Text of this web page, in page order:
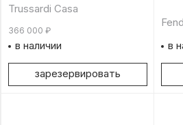
Trussardi Casa
366 000 ₽
в наличии
зарезервировать
в